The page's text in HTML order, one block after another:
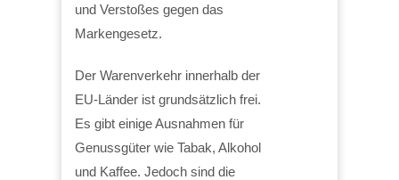
und Verstoßes gegen das
Markengesetz.
Der Warenverkehr innerhalb der
EU-Länder ist grundsätzlich frei.
Es gibt einige Ausnahmen für
Genussgüter wie Tabak, Alkohol
und Kaffee. Jedoch sind die